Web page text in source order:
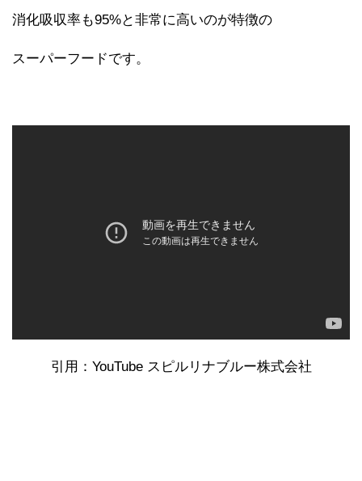
消化吸収率も95%と非常に高いのが特徴の
スーパーフードです。
引用：YouTube スピルリナブルー株式会社